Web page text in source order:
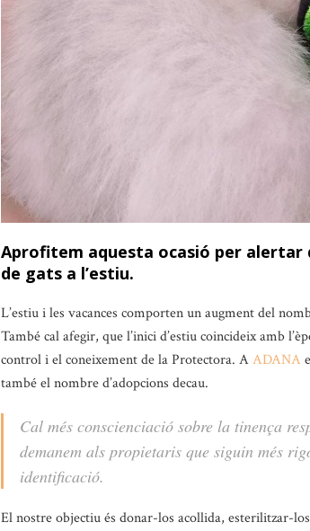
Aprofitem aquesta ocasió per alertar
de gats a l’estiu.
L’estiu i les vacances comporten un augment del
També cal afegir, que l’inici d’estiu coincideix amb
control i el coneixement de la Protectora. AADANA
també el nombre d’adopcions decau.
Cal més conscienciació sobre la tinença
demanem als propietaris que siguin més
identificació.
El nostre objectiu és donar-los acollida, esterilitzar-